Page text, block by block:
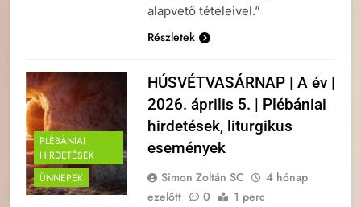
alapvető tételeivel.”
Részletek
PLÉBÁNIAI
HIRDETÉSEK
ÜNNEPEK
HÚSVÉTVASÁRNAP | A év |
2026. április 5. | Plébániai
hirdetések, liturgikus
események
Simon Zoltán SC
4 hónap
ezelőtt
0 1 perc